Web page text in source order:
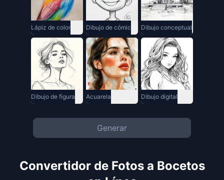
Lápiz de color Dibujo de cómic Dibujo conceptual
Dibujo de figura Acuarela Dibujo digital
Generar
Convertidor de Fotos a Bocetos